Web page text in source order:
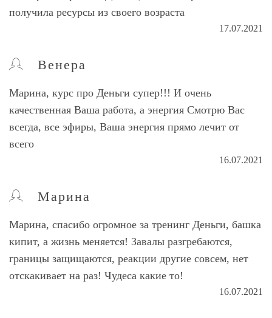
получила ресурсы из своего возраста
17.07.2021
Венера
Марина, курс про Деньги супер!!! И очень
качественная Ваша работа, а энергия Смотрю Вас
всегда, все эфиры, Ваша энергия прямо лечит от
всего
16.07.2021
Марина
Марина, спасибо огромное за тренинг Деньги, башка
кипит, а жизнь меняется! Завалы разгребаются,
границы защищаются, реакции другие совсем, нет
отскакивает на раз! Чудеса какие то!
16.07.2021